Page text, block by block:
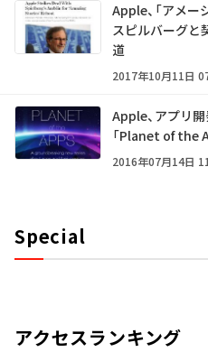
Apple、「アメー
スピルバーグ
道
2017年10月11日
Apple、アプリ
「Planet of the
2016年07月14日
Special
アクセスランキング